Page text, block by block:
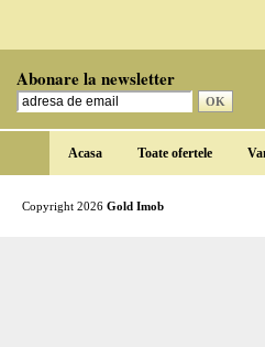
Abonare la newsletter
Acasa Toate ofertele
Copyright 2026 Gold Imob